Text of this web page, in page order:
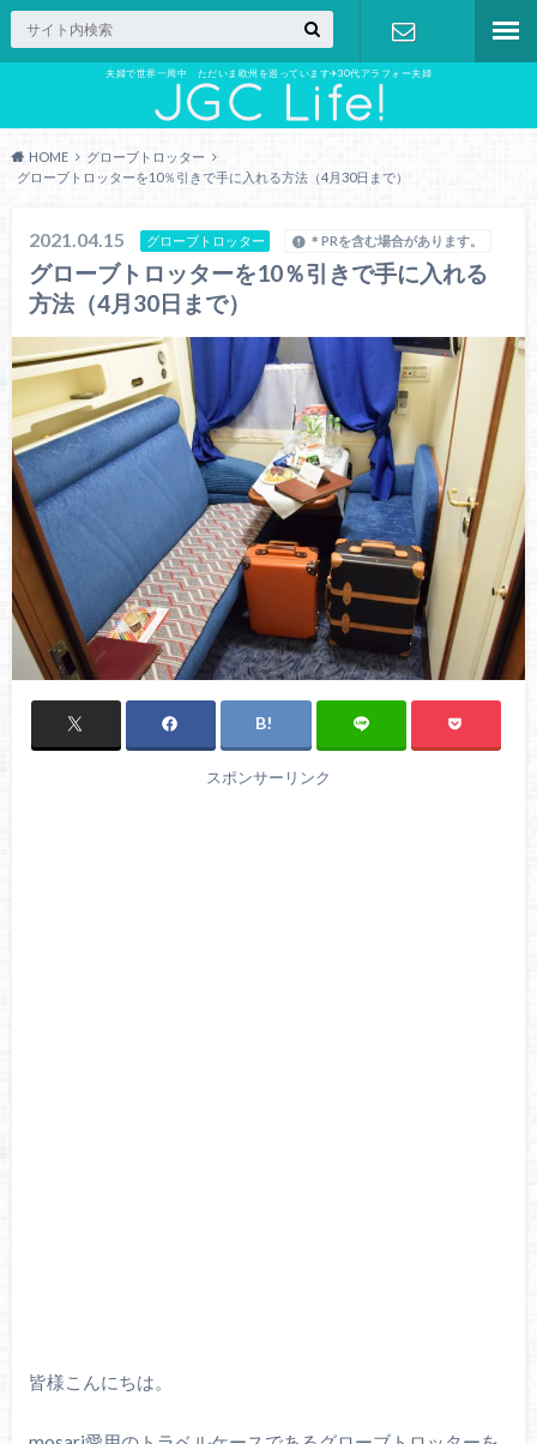
夫婦で世界一周中 ただいま欧州を巡っています✈︎30代アラフォー夫婦
お問い合わ
HOME
グローブトロッター
グローブトロッターを10％引きで手に入れる方法（4月30日まで）
2021.04.15 グローブトロッター ＊PRを含む場合があります。
グローブトロッターを10％引きで手に入れる
方法（4月30日まで）
スポンサーリンク
皆様こんにちは。